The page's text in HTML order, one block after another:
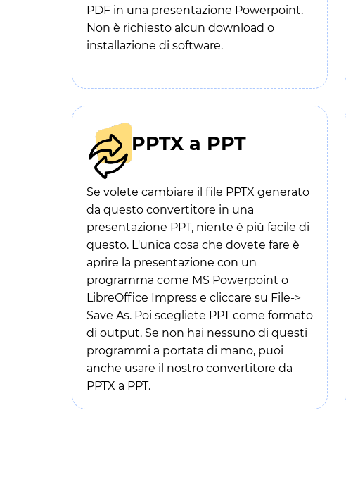
PDF in una presentazione Powerpoint.
Non è richiesto alcun download o
installazione di software.
PPTX a PPT
Se volete cambiare il file PPTX generato
da questo convertitore in una
presentazione PPT, niente è più facile di
questo. L'unica cosa che dovete fare è
aprire la presentazione con un
programma come MS Powerpoint o
LibreOffice Impress e cliccare su File->
Save As. Poi scegliete PPT come formato
di output. Se non hai nessuno di questi
programmi a portata di mano, puoi
anche usare il nostro convertitore da
PPTX a PPT.